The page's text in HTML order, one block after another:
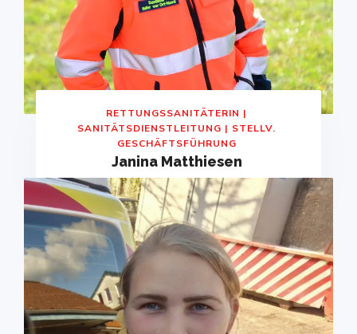
RETTUNGSSANITÄTERIN |
SANITÄTSDIENSTLEITUNG | STELLV.
GESCHÄFTSFÜHRUNG
Janina Matthiesen